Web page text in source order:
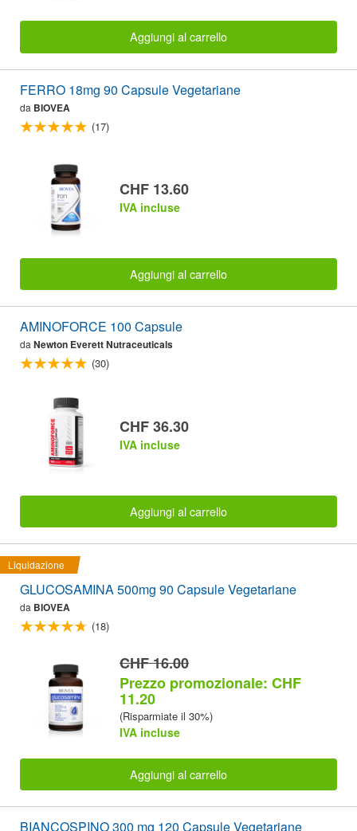
Aggiungi al carrello
FERRO 18mg 90 Capsule Vegetariane
da BIOVEA
(17)
CHF 13.60
IVA incluse
Aggiungi al carrello
AMINOFORCE 100 Capsule
da Newton Everett Nutraceuticals
(30)
CHF 36.30
IVA incluse
Aggiungi al carrello
Liquidazione
GLUCOSAMINA 500mg 90 Capsule Vegetariane
da BIOVEA
(18)
CHF 16.00
Prezzo promozionale: CHF
11.20
(Risparmiate il 30%)
IVA incluse
Aggiungi al carrello
BIANCOSPINO 300 mg 120 Capsule Vegetariane